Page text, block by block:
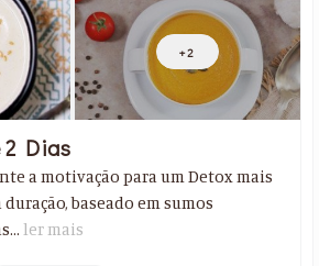
+2
2 Dias
a motivação para um Detox mais
baseado em sumos
ler mais